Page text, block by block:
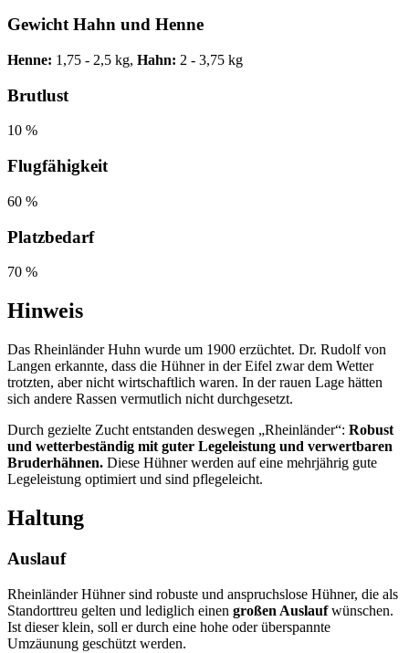
Gewicht Hahn und Henne
Henne: 1,75 - 2,5 kg, Hahn: 2 - 3,75 kg
Brutlust
10 %
Flugfähigkeit
60 %
Platzbedarf
70 %
Hinweis
Das Rheinländer Huhn wurde um 1900 erzüchtet. Dr. Rudolf von
Langen erkannte, dass die Hühner in der Eifel zwar dem Wetter
trotzten, aber nicht wirtschaftlich waren. In der rauen Lage hätten
sich andere Rassen vermutlich nicht durchgesetzt.
Durch gezielte Zucht entstanden deswegen „Rheinländer“: Robust
und wetterbeständig mit guter Legeleistung und verwertbaren
Bruderhähnen. Diese Hühner werden auf eine mehrjährig gute
Legeleistung optimiert und sind pflegeleicht.
Haltung
Auslauf
Rheinländer Hühner sind robuste und anspruchslose Hühner, die als
Standorttreu gelten und lediglich einen großen Auslaufwünschen.
Ist dieser klein, soll er durch eine hohe oder überspannte
Umzäunung geschützt werden.